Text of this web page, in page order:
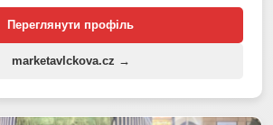
Переглянути профіль
marketavlckova.cz →